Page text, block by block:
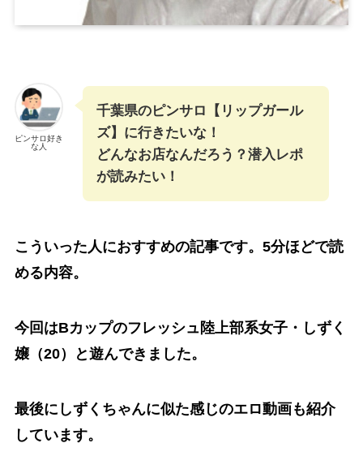
ピンサロ好き
な人
千葉県のピンサロ【リップガール
ズ】に行きたいな！
どんなお店なんだろう？潜入レポ
が読みたい！
こういった人におすすめの記事です。5分ほどで読
める内容。
今回はBカップのフレッシュ陸上部系女子・しずく
嬢（20）と遊んできました。
最後にしずくちゃんに似た感じのエロ動画も紹介
しています。